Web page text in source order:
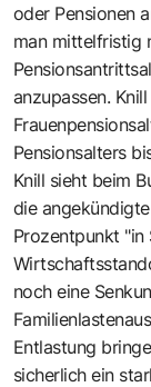
oder Pensionen
man mittelfristig
anzupassen.
Pensionsalters
Knill sieht beim
die
Prozentpunkt "in
noch eine
Entlastung
sicherlich ein